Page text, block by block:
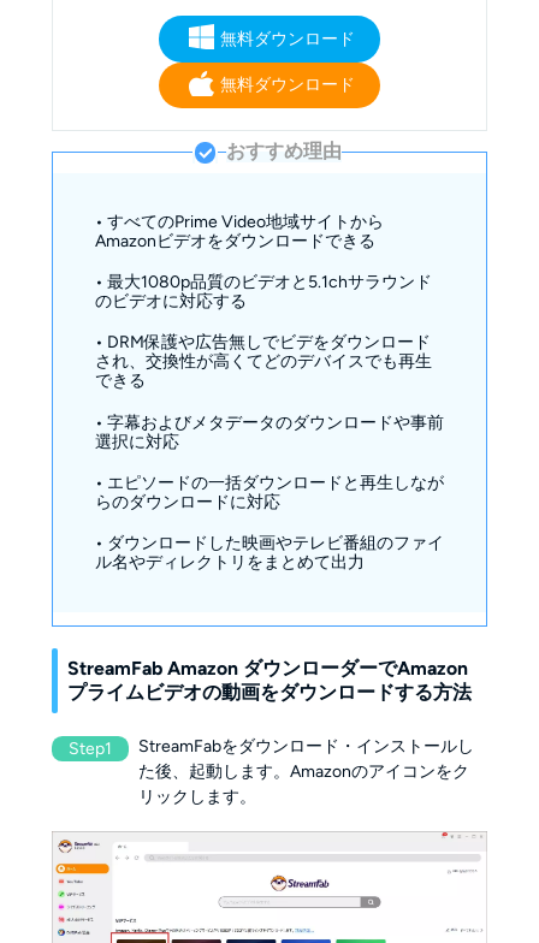
無料ダウンロード
無料ダウンロード
おすすめ理由
• すべてのPrime Video地域サイトから
Amazonビデオをダウンロードできる
• 最大1080p品質のビデオと5.1chサラウンド
のビデオに対応する
• DRM保護や広告無しでビデをダウンロード
され、交換性が高くてどのデバイスでも再生
できる
• 字幕およびメタデータのダウンロードや事前
選択に対応
• エピソードの一括ダウンロードと再生しなが
らのダウンロードに対応
• ダウンロードした映画やテレビ番組のファイ
ル名やディレクトリをまとめて出力
StreamFab Amazon ダウンローダーでAmazon
プライムビデオの動画をダウンロードする方法
Step1
StreamFabをダウンロード・インストールし
た後、起動します。Amazonのアイコンをク
リックします。